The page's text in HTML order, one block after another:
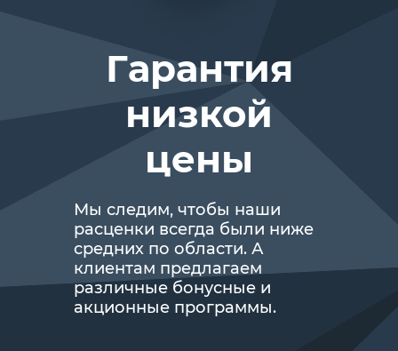
Гарантия
низкой
цены
Мы следим, чтобы наши
расценки всегда были ниже
средних по области. А
клиентам предлагаем
различные бонусные и
акционные программы.